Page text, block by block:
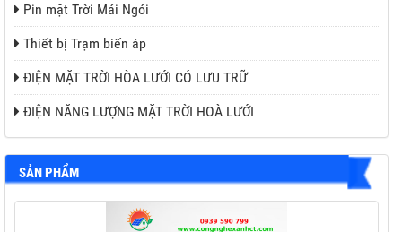
Pin mặt Trời Mái Ngói
Thiết bị Trạm biến áp
ĐIỆN MẶT TRỜI HÒA LƯỚI CÓ LƯU TRỮ
ĐIỆN NĂNG LƯỢNG MẶT TRỜI HOÀ LƯỚI
SẢN PHẨM